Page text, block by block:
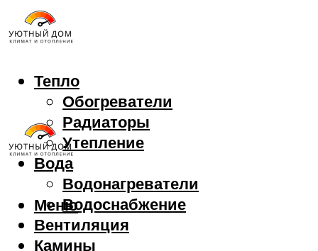
Тепло
Обогреватели
Радиаторы
Утепление
Вода
Водонагреватели
Водоснабжение
Вентиляция
Камины
Меню